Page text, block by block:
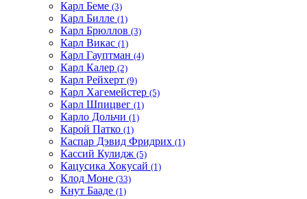
Карл Беме (3)
Карл Билле (1)
Карл Брюллов (3)
Карл Викас (1)
Карл Гауптман (4)
Карл Калер (2)
Карл Рейхерт (9)
Карл Хагемейстер (5)
Карл Шпицвег (1)
Карло Дольчи (1)
Карой Патко (1)
Каспар Дэвид Фридрих (1)
Кассий Кулидж (5)
Кацусика Хокусай (1)
Клод Моне (33)
Кнут Бааде (1)